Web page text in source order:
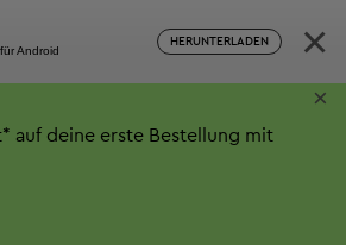
Android
HERUNTERLADEN ×
auf deine erste Bestellung mit
×